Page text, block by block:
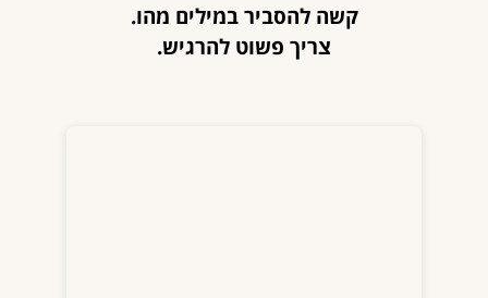
קשה להסביר במילים מהו.
צריך פשוט להרגיש.